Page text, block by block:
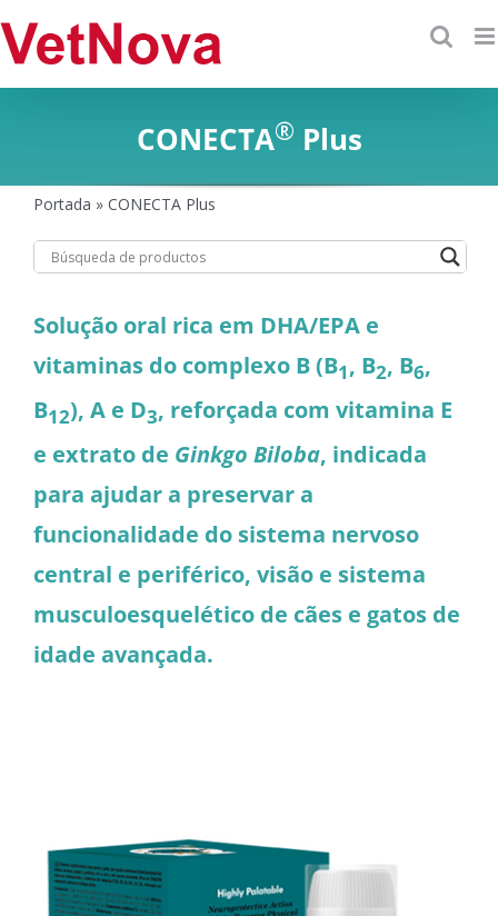
to
content
CONECTA® Plus
Portada » CONECTA Plus
Solução oral rica em DHA/EPA e
vitaminas do complexo B (B1, B2, B6,
B12), A e D3, reforçada com vitamina E
e extrato de Ginkgo Biloba, indicada
para ajudar a preservar a
funcionalidade do sistema nervoso
central e periférico, visão e sistema
musculoesquelético de cães e gatos de
idade avançada.